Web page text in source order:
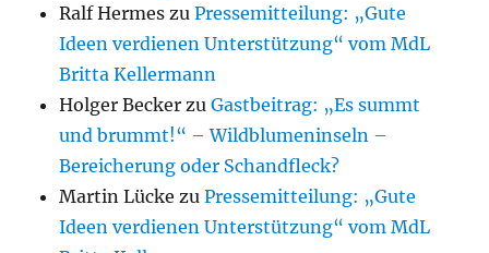
Ralf Hermes zuPressemitteilung: „Gute
Ideen verdienen Unterstützung“ vom MdL
Britta Kellermann
Holger Becker zuGastbeitrag: „Es summt
und brummt!“ – Wildblumeninseln –
Bereicherung oder Schandfleck?
Martin Lücke zuPressemitteilung: „Gute
Ideen verdienen Unterstützung“ vom MdL